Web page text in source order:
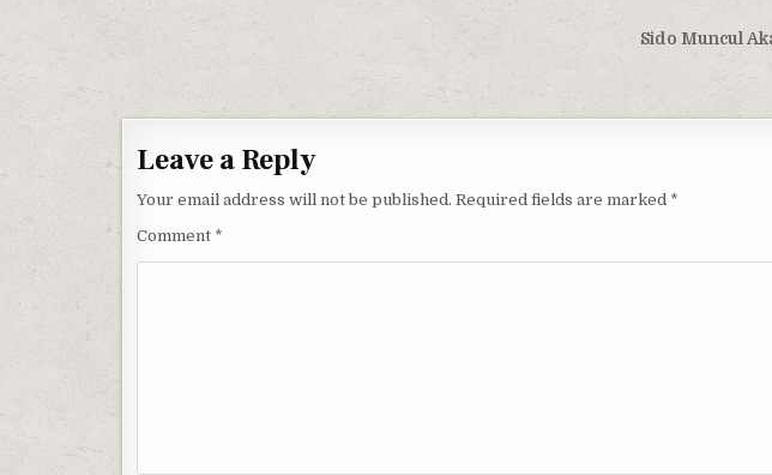
Post navigation
Sido Muncul
Leave a Reply
Your email address will not be published. Required fields are marked *
Comment *